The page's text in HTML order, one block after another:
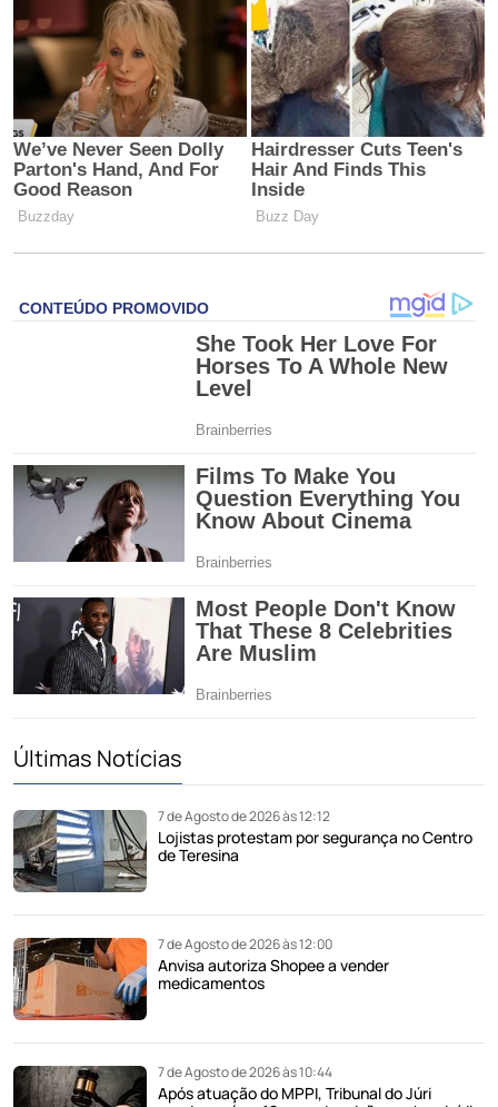
Últimas Notícias
7 de Agosto de 2026 às 12:12
Lojistas protestam por segurança no Centro
de Teresina
7 de Agosto de 2026 às 12:00
Anvisa autoriza Shopee a vender
medicamentos
7 de Agosto de 2026 às 10:44
Após atuação do MPPI, Tribunal do Júri